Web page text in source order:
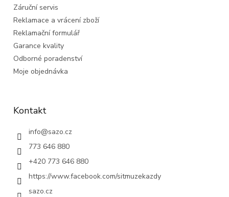
Záruční servis
Reklamace a vrácení zboží
Reklamační formulář
Garance kvality
Odborné poradenství
Moje objednávka
Kontakt
info@sazo.cz
773 646 880
+420 773 646 880
https://www.facebook.com/sitmuzekazdy
sazo.cz